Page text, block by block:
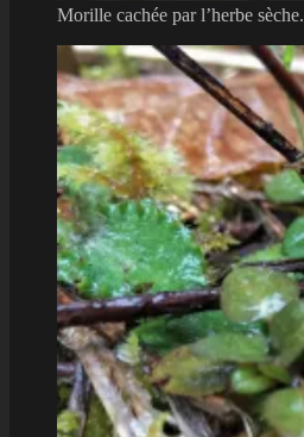
Morille cachée par l’herbe sèche.